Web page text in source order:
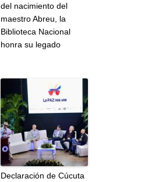
del nacimiento del
maestro Abreu, la
Biblioteca Nacional
honra su legado
Declaración de Cúcuta